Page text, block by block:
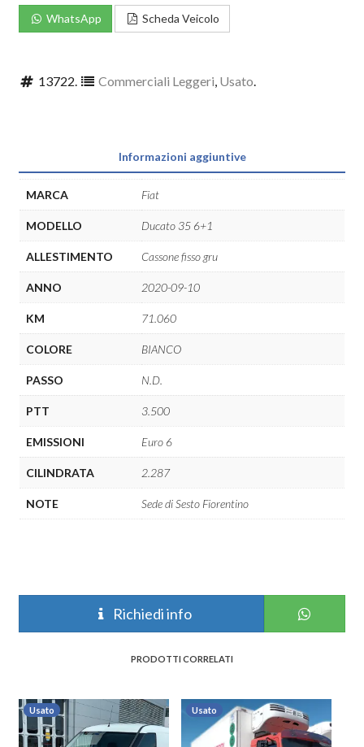
WhatsApp Scheda Veicolo
13722 Commerciali Leggeri Usato
Informazioni aggiuntive
MARCA Fiat
MODELLO Ducato 35 6+1
ALLESTIMENTO Cassone fisso gru
ANNO 2020-09-10
KM 71.060
COLORE BIANCO
PASSO N.D.
PTT 3.500
EMISSIONI Euro 6
CILINDRATA 2.287
NOTE Sede di Sesto Fiorentino
Richiedi info
PRODOTTI CORRELATI
Usato Usato